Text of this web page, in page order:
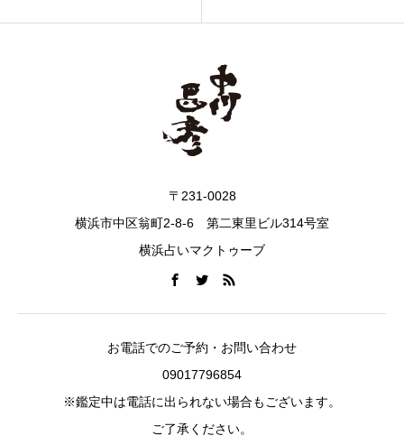
〒231-0028
横浜市中区翁町2-8-6 第二東里ビル314号室
横浜占いマクトゥーブ
お電話でのご予約・お問い合わせ
09017796854
※鑑定中は電話に出られない場合もございます。
ご了承ください。